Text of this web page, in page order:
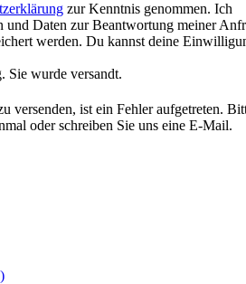
zur Kenntnis genommen. Ich
und Daten zur Beantwortung meiner
werden. Du kannst deine
wurde versandt.
versenden, ist ein Fehler aufgetreten.
oder schreiben Sie uns eine E-Mail.